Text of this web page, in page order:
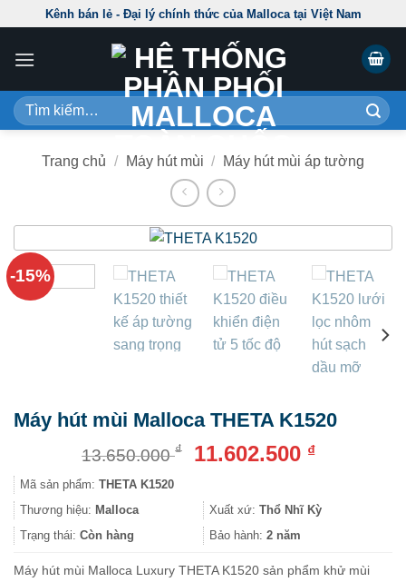
content
Kênh bán lẻ - Đại lý chính thức của Malloca tại Việt Nam
Tìm
kiếm:
Trang chủ / Máy hút mùi / Máy hút mùi áp tường
-15%
Máy hút mùi Malloca THETA K1520
13.650.000₫
Giá
13.650.000 ₫.
11.602.500 ₫Giá
là:
Mã sản phẩm: THETA K1520
Thương hiệu: Malloca Xuất xứ: Thổ Nhĩ Kỳ
Trạng thái: Còn hàng Bảo hành: 2 năm
Máy hút mùi Malloca Luxury THETA K1520 sản phẩm khử mùi